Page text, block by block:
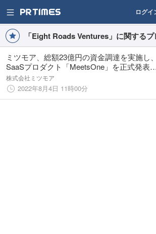
ログイ
「Eight Roads Ventures」に関する
ミツモア、総額23億円の資金調達を実施し、
SaaSプロダクト「MeetsOne」を正式発表
「ミツモア」のサービス経験から生まれた業
務生産性向上の為のサービス～
株式会社ミツモア
2022年8月4日 11時00分